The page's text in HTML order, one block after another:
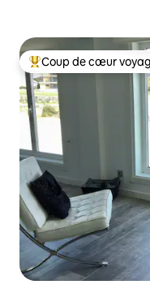
Coups de cœur
Coup de cœur